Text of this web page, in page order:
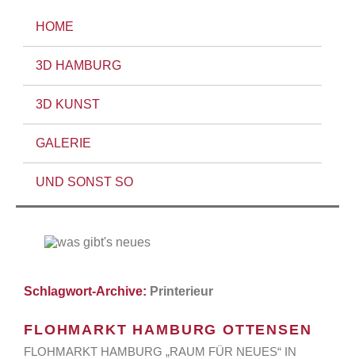
HOME
3D HAMBURG
3D KUNST
GALERIE
UND SONST SO
Schlagwort-Archive: Printerieur
FLOHMARKT HAMBURG OTTENSEN
FLOHMARKT HAMBURG „RAUM FÜR NEUES“ IN